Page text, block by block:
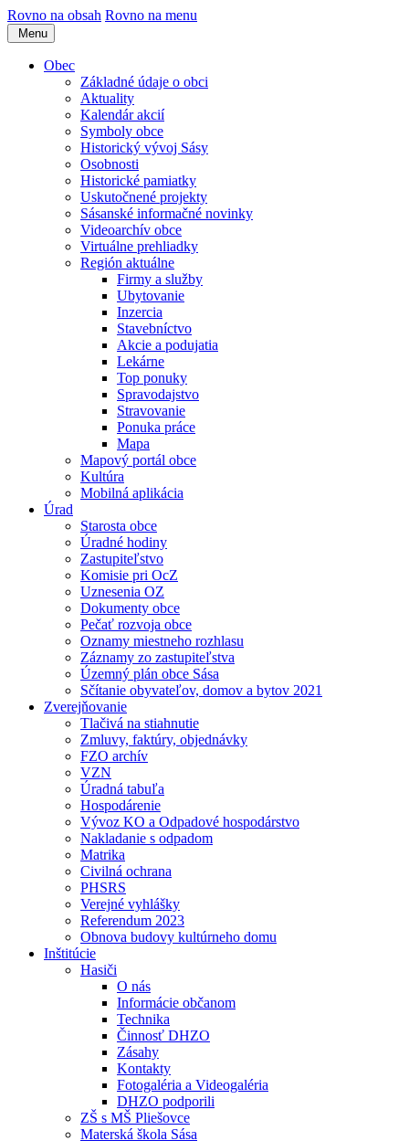
Rovno na obsah Rovno na menu
Menu
Obec
Základné údaje o obci
Aktuality
Kalendár akcií
Symboly obce
Historický vývoj Sásy
Osobnosti
Historické pamiatky
Uskutočnené projekty
Sásanské informačné novinky
Videoarchív obce
Virtuálne prehliadky
Región aktuálne
Firmy a služby
Ubytovanie
Inzercia
Stavebníctvo
Akcie a podujatia
Lekárne
Top ponuky
Spravodajstvo
Stravovanie
Ponuka práce
Mapa
Mapový portál obce
Kultúra
Mobilná aplikácia
Úrad
Starosta obce
Úradné hodiny
Zastupiteľstvo
Komisie pri OcZ
Uznesenia OZ
Dokumenty obce
Pečať rozvoja obce
Oznamy miestneho rozhlasu
Záznamy zo zastupiteľstva
Územný plán obce Sása
Sčítanie obyvateľov, domov a bytov 2021
Zverejňovanie
Tlačivá na stiahnutie
Zmluvy, faktúry, objednávky
FZO archív
VZN
Úradná tabuľa
Hospodárenie
Vývoz KO a Odpadové hospodárstvo
Nakladanie s odpadom
Matrika
Civilná ochrana
PHSRS
Verejné vyhlášky
Referendum 2023
Obnova budovy kultúrneho domu
Inštitúcie
Hasiči
O nás
Informácie občanom
Technika
Činnosť DHZO
Zásahy
Kontakty
Fotogaléria a Videogaléria
DHZO podporili
ZŠ s MŠ Pliešovce
Materská škola Sása